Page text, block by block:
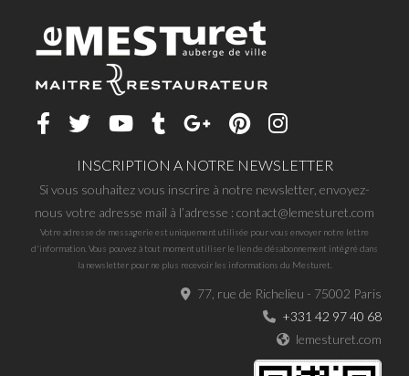
INSCRIPTION A NOTRE NEWSLETTER
Si vous souhaitez vous inscrire à notre newsletter, envoyez-
nous votre adresse mail à l’adresse : contact@lemesturet.com
Votre adresse de messagerie est uniquement utilisée pour vous envoyer notre lettre
d'information. Vous pouvez à tout moment utiliser le lien de désabonnement intégré dans
la newsletter pour ne plus recevoir les informations du Mesturet.
77, rue de Richelieu - 75002 Paris
+331 42 97 40 68
lemesturet.com